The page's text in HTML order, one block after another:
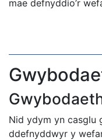
mae defnyddio’r
Nid ydym yn casglu
ddefnyddwyr y